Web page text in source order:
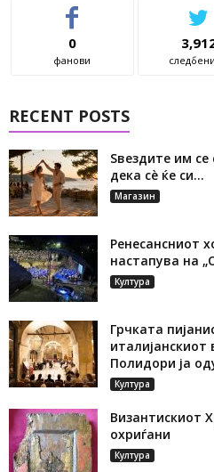
0
фанови
RECENT POSTS
Ѕвездите им
дека сè ќе си...
Магазин
Ренесансниот
настапува на
Култура
Грчката
Полидори ја
Култура
Византискиот
охриѓани
Култура